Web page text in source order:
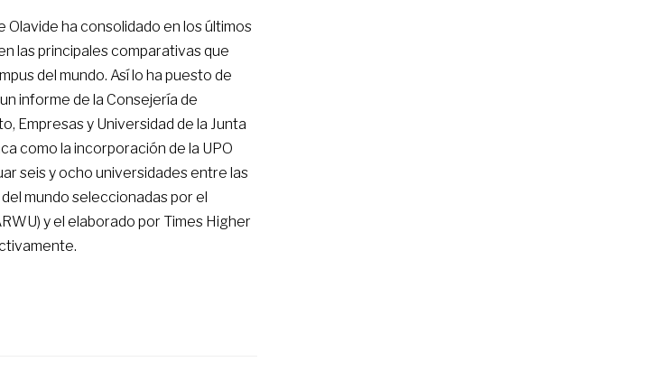
Olavide ha consolidado en los últimos
las principales comparativas que
del mundo. Así lo ha puesto de
informe de la Consejería de
Empresas y Universidad de la Junta
como la incorporación de la UPO
seis y ocho universidades entre las
mundo seleccionadas por el
y el elaborado por Times Higher